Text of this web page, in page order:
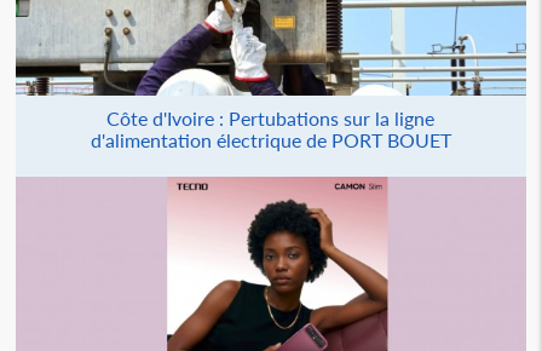
Côte d'Ivoire : Pertubations sur la ligne
d'alimentation électrique de PORT BOUET